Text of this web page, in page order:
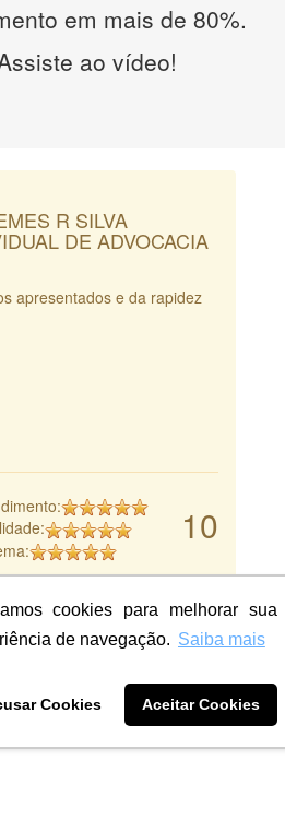
cookies para melhorar sua
de navegação. Saiba mais
Cookies Aceitar Cookies
em mais de 80%.
ao vídeo!
R SILVA
DE ADVOCACIA
apresentados e da rapidez
10